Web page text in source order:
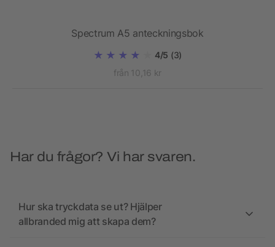
Spectrum A5 anteckningsbok
4/5 (3)
från 10,16 kr
Har du frågor? Vi har svaren.
Hur ska tryckdata se ut? Hjälper
allbranded mig att skapa dem?